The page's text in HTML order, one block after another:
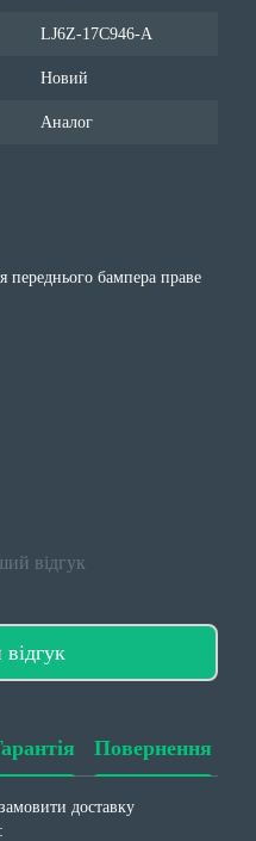
LJ6Z-17C946-A
Новий
Аналог
переднього бампера праве
відгук
Повернення
доставку